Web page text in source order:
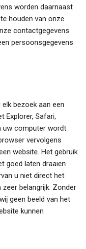
worden daarnaast
houden van onze
contactgegevens
persoonsgegevens
bezoek aan een
Explorer, Safari,
uw computer wordt
vervolgens
website. Het gebruik
goed laten draaien
u niet direct het
belangrijk. Zonder
geen beeld van het
kunnen